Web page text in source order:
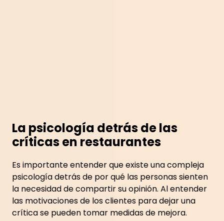
La psicología detrás de las
críticas en restaurantes
Es importante entender que existe una compleja
psicología detrás de por qué las personas sienten
la necesidad de compartir su opinión. Al entender
las motivaciones de los clientes para dejar una
crítica se pueden tomar medidas de mejora.